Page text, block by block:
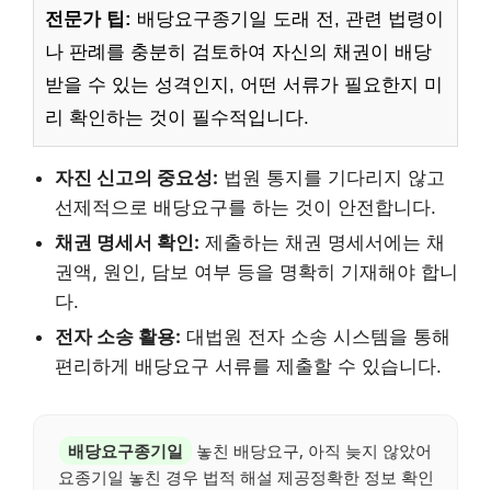
전문가 팁: 배당요구종기일 도래 전, 관련 법령이
나 판례를 충분히 검토하여 자신의 채권이 배당
받을 수 있는 성격인지, 어떤 서류가 필요한지 미
리 확인하는 것이 필수적입니다.
자진 신고의 중요성: 법원 통지를 기다리지 않고
선제적으로 배당요구를 하는 것이 안전합니다.
채권 명세서 확인: 제출하는 채권 명세서에는 채
권액, 원인, 담보 여부 등을 명확히 기재해야 합니
다.
전자 소송 활용: 대법원 전자 소송 시스템을 통해
편리하게 배당요구 서류를 제출할 수 있습니다.
배당요구종기일
놓친 배당요구, 아직 늦지 않았어
요종기일 놓친 경우 법적 해설 제공정확한 정보 확인